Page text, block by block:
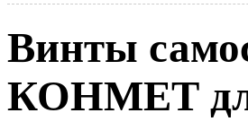
Винты
КОНМЕТ